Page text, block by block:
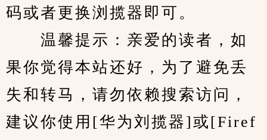
码或者更换浏揽器即可。
温馨提示：亲爱的读者，如
果你觉得本站还好，为了避免丢
失和转马，请勿依赖搜索访问，
建议你使用[华为刘揽器]或[Firef